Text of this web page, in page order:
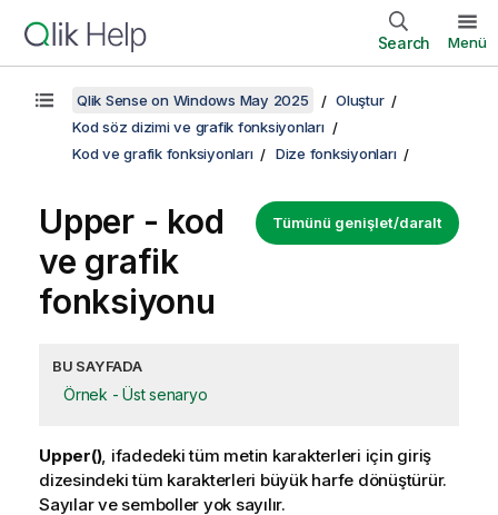
Search Menü
Qlik Sense on Windows May 2025
Oluştur
Kod söz dizimi ve grafik fonksiyonları
Kod ve grafik fonksiyonları
Dize fonksiyonları
Tümünü genişlet/daralt
Upper - kod
ve grafik
fonksiyonu
BU SAYFADA
Örnek - Üst senaryo
Upper(), ifadedeki tüm metin karakterleri için giriş
dizesindeki tüm karakterleri büyük harfe dönüştürür.
Sayılar ve semboller yok sayılır.